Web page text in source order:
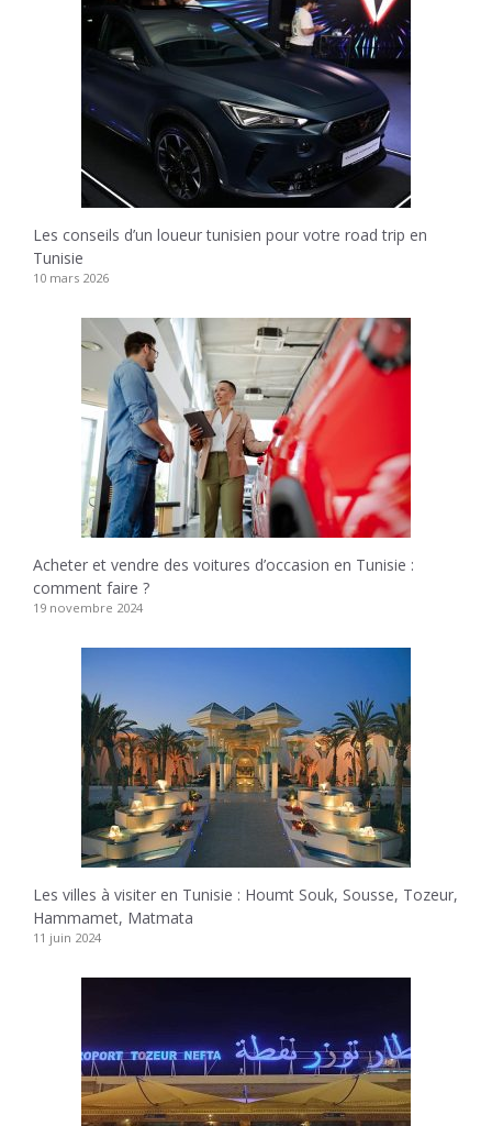
Les conseils d’un loueur tunisien pour votre road trip en
Tunisie
10 mars 2026
Acheter et vendre des voitures d’occasion en Tunisie :
comment faire ?
19 novembre 2024
Les villes à visiter en Tunisie : Houmt Souk, Sousse, Tozeur,
Hammamet, Matmata
11 juin 2024